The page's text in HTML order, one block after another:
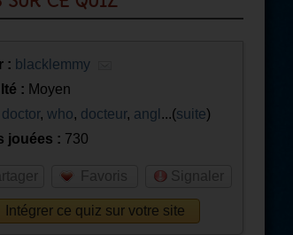
: blacklemmy
: Moyen
doctor, who, docteur, angl ...(suite)
jouées : 730
Favoris Signaler
Intégrer ce quiz sur votre site